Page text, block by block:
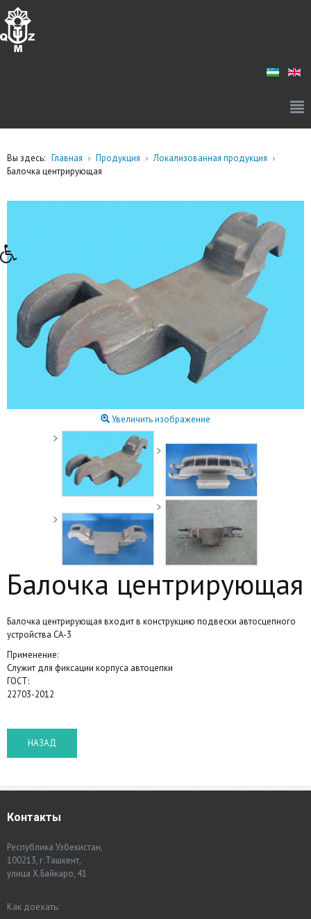
Вы здесь: Главная Продукция
Локализованная продукция
Балочка центрирующая
Увеличить изображение
Балочка центрирующая
Балочка центрирующая входит в конструкцию подвески автосцепного
устройства СА-3
Применение:
Служит для фиксации корпуса автоцепки
ГОСТ:
22703-2012
Контакты
Республика Узбекистан,
100213, г.Ташкент,
улица Х.Байкаро, 41
Как доехать: